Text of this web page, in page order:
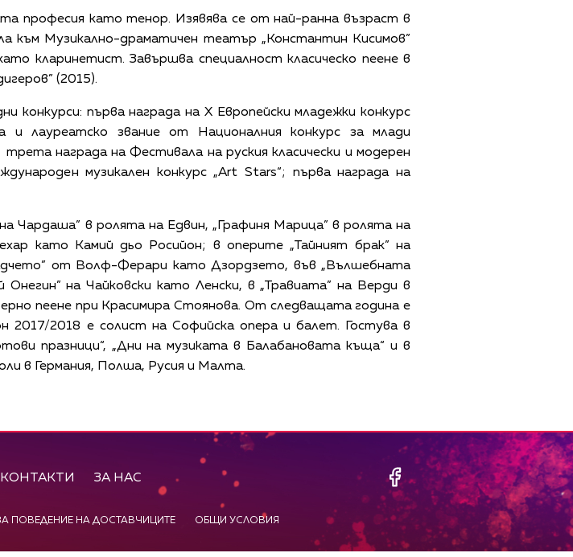
професия като тенор. Изявява се от най-ранна възраст в
Mузикално-драматичен театър „Константин Кисимов”
кларинетист. Завършва специалност класическо пеене в
(2015).
конкурси: първа награда на X Европейски младежки конкурс
и лауреатско звание от Националния конкурс за млади
награда на Фестивала на руския класически и модерен
музикален конкурс „Art Stars“; първа награда на
Чардаша” в ролята на Едвин, „Графиня Марица” в ролята на
като Камий дьо Росийон; в оперите „Тайният брак” на
от Волф-Ферари като Дзордзето, във „Вълшебната
на Чайковски като Ленски, в „Травиата” на Верди в
пеене при Красимира Стоянова. От следващата година е
2018 е солист на Софийска опера и балет. Гостува в
празници“, „Дни на музиката в Балабановата къща“ и в
в Германия, Полша, Русия и Малта.
КОНТАКТИ ЗА НАС
ПОВЕДЕНИЕ НА ДОСТАВЧИЦИТЕ ОБЩИ УСЛОВИЯ